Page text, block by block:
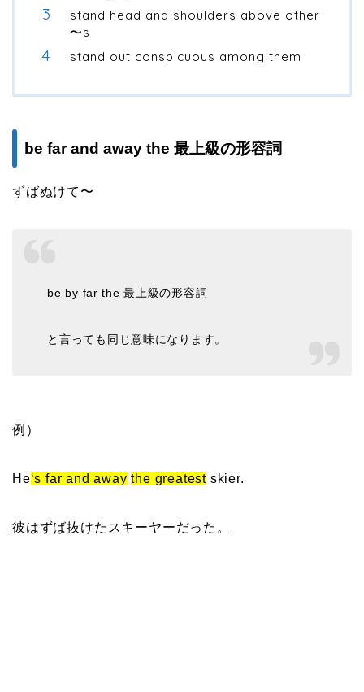
stand head and shoulders above other
〜s
stand out conspicuous among them
be far and away the 最上級の形容詞
ずばぬけて〜
be by far the 最上級の形容詞
と言っても同じ意味になります。
例）
He‘s far and away the greatest skier.
彼はずば抜けたスキーヤーだった。